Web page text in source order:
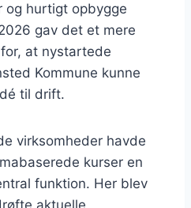
og hurtigt opbygge
gav det et mere
at nystartede
Kommune kunne
til drift.
virksomheder havde
kurser en
funktion. Her blev